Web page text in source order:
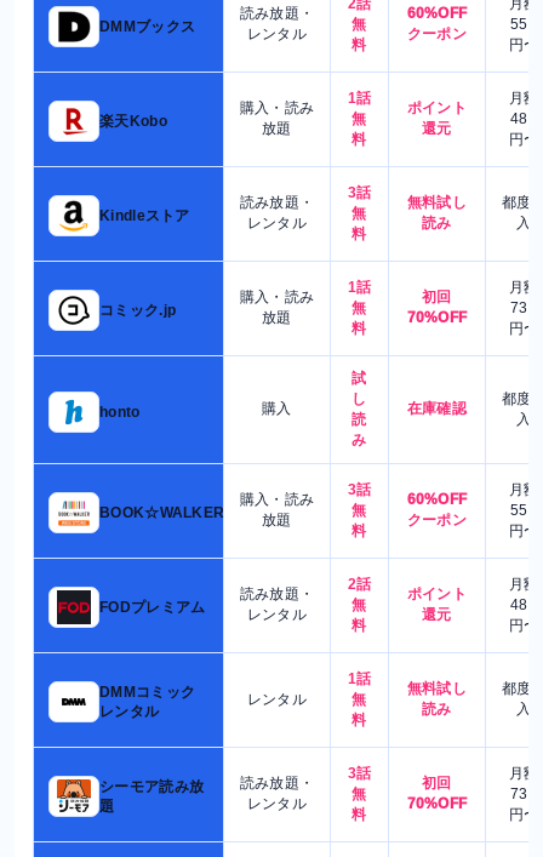
DMMブックス
読み放題・
レンタル
無
料
60%OFF
クーポン
550
円〜
楽天Kobo
購入・読み
放題
1話
無
料
ポイント
還元
月額
480
円〜
Kindleストア
読み放題・
レンタル
3話
無
料
無料試し
読み
都度
入
コミック.jp
購入・読み
放題
1話
無
料
初回
70%OFF
月額
730
円〜
honto 購入
試
し
読
み
在庫確認
都度
入
BOOK☆WALKER
購入・読み
放題
3話
無
料
60%OFF
クーポン
月額
550
円〜
FODプレミアム
読み放題・
レンタル
2話
無
料
ポイント
還元
月額
480
円〜
DMMコミック
レンタル
レンタル
1話
無
料
無料試し
読み
都度
入
シーモア読み放
題
読み放題・
レンタル
3話
無
料
初回
70%OFF
月額
730
円〜